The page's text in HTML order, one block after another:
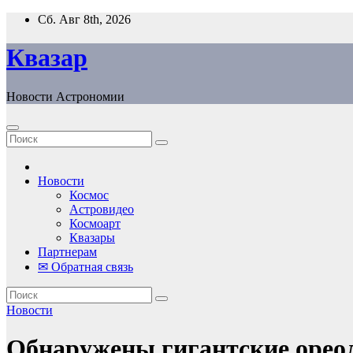
Перейти
содержанию
Сб. Авг 8th, 2026
Квазар
Новости Астрономии
Новости
Космос
Астровидео
Космоарт
Квазары
Партнерам
✉ Обратная связь
Новости